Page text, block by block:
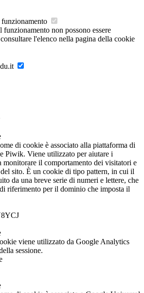
funzionamento non possono essere
l'elenco nella pagina della cookie
di cookie è associato alla piattaforma di
Piwik. Viene utilizzato per aiutare i
monitorare il comportamento dei visitatori e
sito. È un cookie di tipo pattern, in cui il
da una breve serie di numeri e lettere, che
riferimento per il dominio che imposta il
viene utilizzato da Google Analytics
sessione.